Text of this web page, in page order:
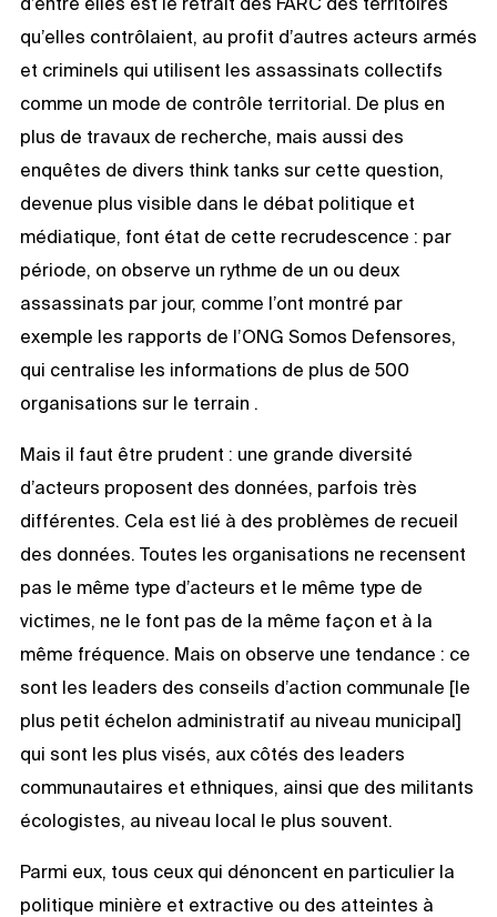
qu’elles contrôlaient, au profit d’autres acteurs armés
et criminels qui utilisent les assassinats collectifs
comme un mode de contrôle territorial. De plus en
plus de travaux de recherche, mais aussi des
enquêtes de divers think tanks sur cette question,
devenue plus visible dans le débat politique et
médiatique, font état de cette recrudescence : par
période, on observe un rythme de un ou deux
assassinats par jour, comme l’ont montré par
exemple les rapports de l’ONG Somos Defensores,
qui centralise les informations de plus de 500
organisations sur le terrain .
Mais il faut être prudent : une grande diversité
d’acteurs proposent des données, parfois très
différentes. Cela est lié à des problèmes de recueil
des données. Toutes les organisations ne recensent
pas le même type d’acteurs et le même type de
victimes, ne le font pas de la même façon et à la
même fréquence. Mais on observe une tendance : ce
sont les leaders des conseils d’action communale [le
plus petit échelon administratif au niveau municipal]
qui sont les plus visés, aux côtés des leaders
communautaires et ethniques, ainsi que des militants
écologistes, au niveau local le plus souvent.
Parmi eux, tous ceux qui dénoncent en particulier la
politique minière et extractive ou des atteintes à